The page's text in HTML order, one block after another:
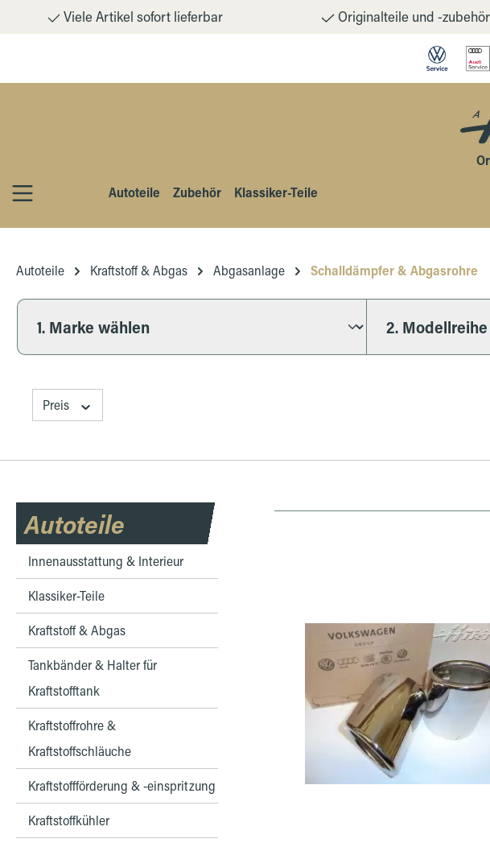
Hauptinhalt springen
Zur Suche springen
Zur Hauptnavigation springen
Viele Artikel sofort lieferbar Originalteile und -zubehör
Autoteile
Zubehör Klassiker-Teile
Autoteile Kraftstoff & Abgas Abgasanlage Schalldämpfer & Abgasrohre
Preis
Autoteile
Innenausstattung & Interieur
Klassiker-Teile
Kraftstoff & Abgas
Tankbänder & Halter für
Kraftstofftank
Kraftstoffrohre &
Kraftstoffschläuche
Kraftstoffförderung & -einspritzung
Kraftstoffkühler